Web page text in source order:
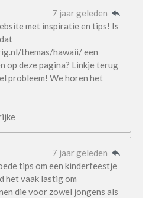
7 jaar geleden
met inspiratie en tips! Is
themas/hawaii/ een
op deze pagina? Linkje terug
probleem! We horen het
7 jaar geleden
tips om een kinderfeestje
het vaak lastig om
die voor zowel jongens als